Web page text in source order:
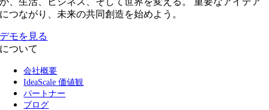
につながり、未来の共同創造を始めよう。
デモを見る
について
会社概要
IdeaScale 価値観
パートナー
ブログ